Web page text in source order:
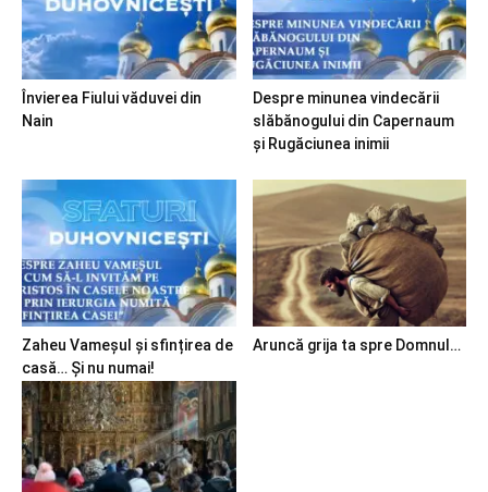
Învierea Fiului văduvei din
Nain
Despre minunea vindecării
slăbănogului din Capernaum
și Rugăciunea inimii
Zaheu Vameșul și sfințirea de
casă… Și nu numai!
Aruncă grija ta spre Domnul…